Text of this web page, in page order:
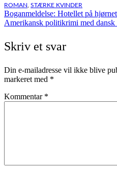
ROMAN, STÆRKE KVINDER
Indlægsnavigation
Boganmeldelse: Hotellet på
Amerikansk politikrimi med
Skriv et svar
Din e-mailadresse vil ikke blive
markeret med *
Kommentar *